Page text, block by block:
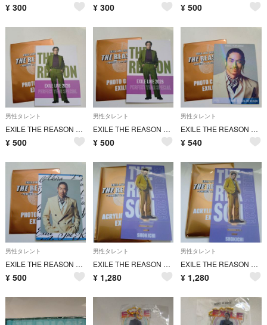
¥ 300 ¥ 300 ¥ 500
男性タレント
EXILE THE REASON 2026フォトカード TETSUYA
¥ 500
男性タレント
EXILE THE REASON 2026 フォトカード TETSUYA
¥ 500
男性タレント
EXILE THE REASON 2026フォトカード AKIRA
¥ 540
男性タレント
EXILE THE REASON 2026フォトカードAKIRA
¥ 500
男性タレント
EXILE THE REASON 2026 アクリルスタンドSHOKICHI
¥ 1,280
男性タレント
EXILE THE REASON 2026 アクリルスタンドSHOKICHI
¥ 1,280